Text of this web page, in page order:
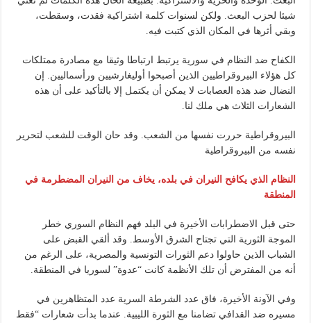
شيئا لحزب البعث. ولكن لسنوات كلمة اشتراكية فقدت، وسقطت،
وبقي أثرها في المكان الذي كتبت فيه.
الكفاح ضد النظام في سورية يرتبط ارتباطا وثيقا مع مصادرة ممتلكات
كل هؤلاء البيروقراطيين الذين أصبحوا أوليغارشيين ورأسماليين. إن
النضال ضد هذه العصابات لا يمكن أن يكتمل إلا بالتأكيد على أن هذه
الشعارات الثلاث هي ملك لنا.
البيروقراطية حررت نفسها من الشعب. وقد حان الوقت للشعب لتحرير
نفسه من البيروقراطية
النظام الذي يكافح النيران في بلده، يخاف من النيران المضطرمة في
المنطقة
حتى قبل الاضطرابات الأخيرة في البلد فهم النظام السوري خطر
الموجة الثورية التي تجتاح الشرق الأوسط. وقد ألقي القبض على
الشباب الذين حاولوا دعم الثورات التونسية والمصرية، على الرغم من
أنه من المفترض أن تلك الأنظمة كانت “عدوة” لسوريا في المنطقة.
وفي الآونة الأخيرة، فاق عدد الشرطة السرية عدد المتظاهرين في
مسيره ضد القدافي تضامنا مع الثورة الليبية. عندما بدأت شعارات “فقط